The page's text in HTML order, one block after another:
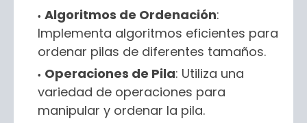
Algoritmos de Ordenación:
Implementa algoritmos eficientes para
ordenar pilas de diferentes tamaños.
Operaciones de Pila: Utiliza una
variedad de operaciones para
manipular y ordenar la pila.